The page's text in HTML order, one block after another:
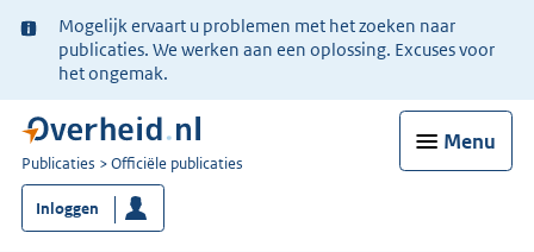
Ter
informatie:
Mogelijk ervaart u problemen met het zoeken naar
publicaties. We werken aan een oplossing. Excuses voor
het ongemak.
Menu
U
bent
nu
hier:
Publicaties Officiële publicaties
Inloggen